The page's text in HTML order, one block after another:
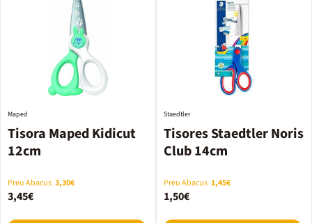
Tisora Maped Kidicut
12cm
Maped
Preu Abacus 3,30€
3,45€
Tisores Staedtler Noris
Club 14cm
Staedtler
Preu Abacus 1,45€
1,50€